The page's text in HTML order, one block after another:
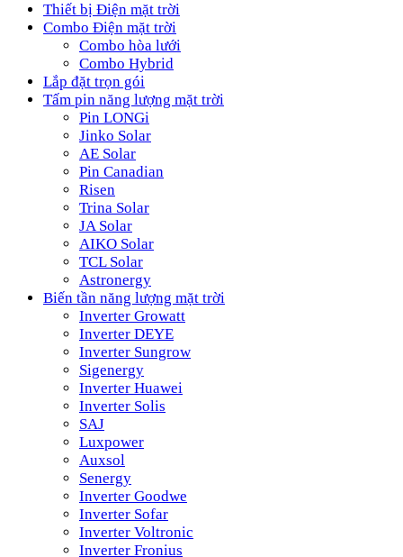
Thiết bị Điện mặt trời
Combo Điện mặt trời
Combo hòa lưới
Combo Hybrid
Lắp đặt trọn gói
Tấm pin năng lượng mặt trời
Pin LONGi
Jinko Solar
AE Solar
Pin Canadian
Risen
Trina Solar
JA Solar
AIKO Solar
TCL Solar
Astronergy
Biến tần năng lượng mặt trời
Inverter Growatt
Inverter DEYE
Inverter Sungrow
Sigenergy
Inverter Huawei
Inverter Solis
SAJ
Luxpower
Auxsol
Senergy
Inverter Goodwe
Inverter Sofar
Inverter Voltronic
Inverter Fronius